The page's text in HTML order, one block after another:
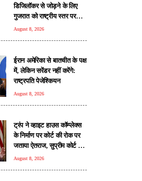
डिजिलॉकर से जोड़ने के लिए
गुजरात को राष्ट्रीय स्तर पर
मिला सम्मान
August 8, 2026
ईरान अमेरिका से बातचीत के पक्ष
में, लेकिन सरेंडर नहीं करेंगे:
राष्ट्रपति पेजेश्कियन
August 8, 2026
ट्रंप ने व्हाइट हाउस कॉम्प्लेक्स
के निर्माण पर कोर्ट की रोक पर
जताया ऐतराज, सुप्रीम कोर्ट का
करेंगे रुख
August 8, 2026